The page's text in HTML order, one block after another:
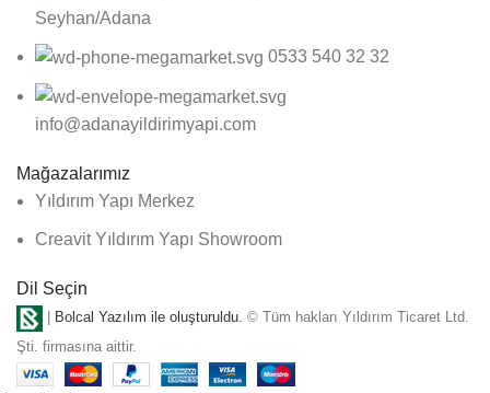
Seyhan/Adana
0533 540 32 32
info@adanayildirimyapi.com
Mağazalarımız
Yıldırım Yapı Merkez
Creavit Yıldırım Yapı Showroom
Dil Seçin
Bolcal Yazılım ile oluşturuldu. © Tüm hakları Yıldırım Ticaret Ltd.
Şti. firmasına aittir.